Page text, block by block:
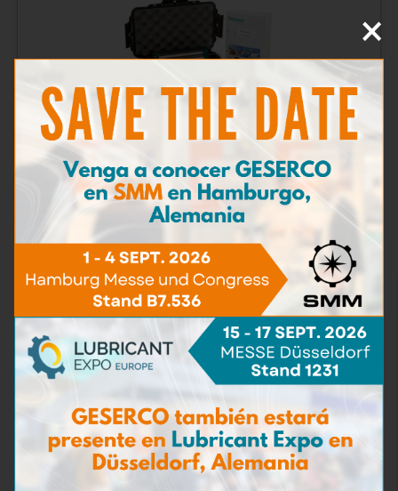
Contenido de Agua (16)
Viscosidad
BN - TBN
Contaminación con partículas
Contenido de hierro (4)
Materias carbonosas
Para ensayo de la mancha
Kits de análisis
Consumibles y Reactivos
Accesorios de prueba
Maletín de Control de Aceites de Motor
Más información
×